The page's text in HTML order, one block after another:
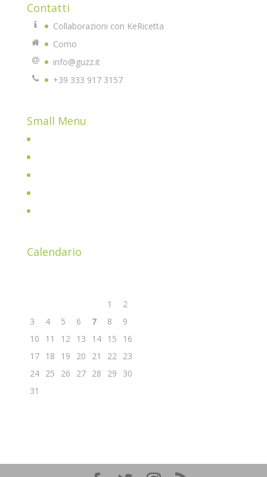
Contatti
Collaborazioni con KeRicetta
Como
info@guzz.it
+39 333 917 3157
Small Menu
Calendario
1
2
3
4 5 6 7 8
9
10
11 12 13 14 15
16
17 18 19 20 21 22 23
24 25 26 27 28 29
30
31